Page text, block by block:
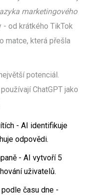
marketingového
- od krátkého TikTok
matce, která přešla
potenciál.
ChatGPT jako
- AI identifikuje
odpovědi.
- AI vytvoří 5
uživatelů.
času dne -